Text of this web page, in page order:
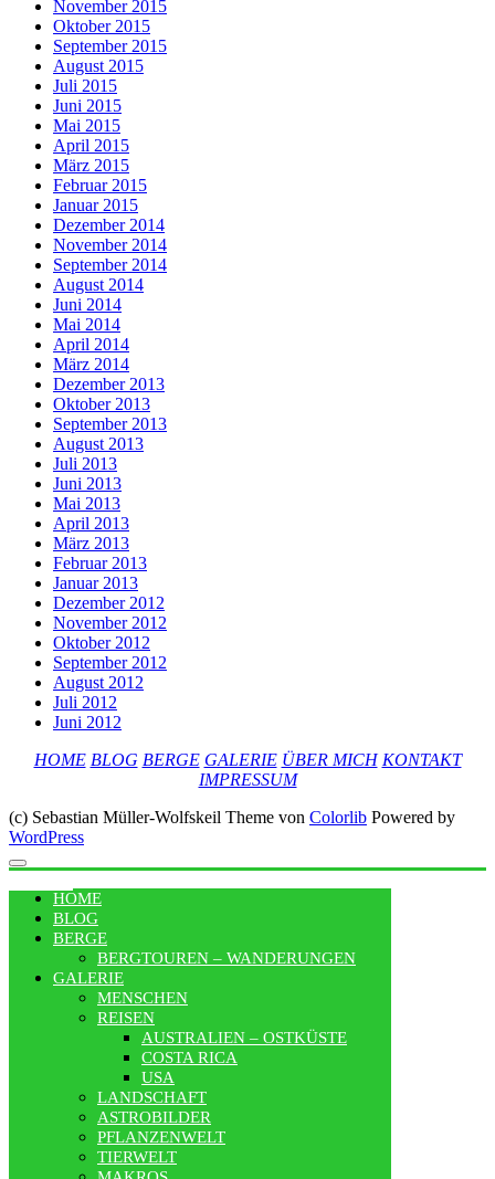
November 2015
Oktober 2015
September 2015
August 2015
Juli 2015
Juni 2015
Mai 2015
April 2015
März 2015
Februar 2015
Januar 2015
Dezember 2014
November 2014
September 2014
August 2014
Juni 2014
Mai 2014
April 2014
März 2014
Dezember 2013
Oktober 2013
September 2013
August 2013
Juli 2013
Juni 2013
Mai 2013
April 2013
März 2013
Februar 2013
Januar 2013
Dezember 2012
November 2012
Oktober 2012
September 2012
August 2012
Juli 2012
Juni 2012
HOME BLOG BERGE GALERIE ÜBER MICH KONTAKT
IMPRESSUM
(c) Sebastian Müller-Wolfskeil Theme von Colorlib Powered by
WordPress
HOME
BLOG
BERGE
BERGTOUREN – WANDERUNGEN
GALERIE
MENSCHEN
REISEN
AUSTRALIEN – OSTKÜSTE
COSTA RICA
USA
LANDSCHAFT
ASTROBILDER
PFLANZENWELT
TIERWELT